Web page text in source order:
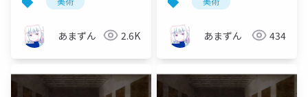
あまずん 2.6K あまずん 434